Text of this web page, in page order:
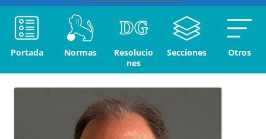
Portada Normas
Resolucio
nes
Secciones Otros